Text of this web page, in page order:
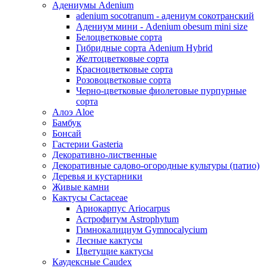
Адениумы Adenium
adenium socotranum - адениум сокотранский
Адениум мини - Adenium obesum mini size
Белоцветковые сорта
Гибридные сорта Adenium Hybrid
Желтоцветковые сорта
Красноцветковые сорта
Розовоцветковые сорта
Черно-цветковые фиолетовые пурпурные
сорта
Алоэ Aloe
Бамбук
Бонсай
Гастерии Gasteria
Декоративно-лиственные
Декоративные садово-огородные культуры (патио)
Деревья и кустарники
Живые камни
Кактусы Cactaceae
Ариокарпус Ariocarpus
Астрофитум Astrophytum
Гимнокалициум Gymnocalycium
Лесные кактусы
Цветущие кактусы
Каудексные Caudex